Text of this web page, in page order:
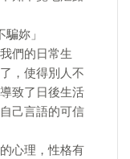
妳」
們的日常生
，使得別人不
致了日後生活
己言語的可信
心理，性格有